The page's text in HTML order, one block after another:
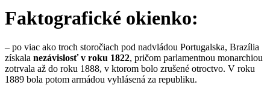
Faktografické okienko:
– po viac ako troch storočiach pod nadvládou Portugalska, Brazília
získala nezávislosť v roku 1822, pričom parlamentnou monarchiou
zotrvala až do roku 1888, v ktorom bolo zrušené otroctvo. V roku
1889 bola potom armádou vyhlásená za republiku.